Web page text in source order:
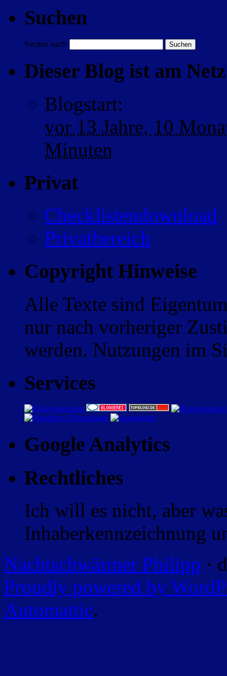
Suchen
Suchen nach:
Dieser Blog ist am
Blogstart:
vor 13 Jahre, 10
Minuten
Privat
Checklistendownload
Privatbereich
Copyright Hinweise
Alle Texte sind
nur nach vorheriger
werden. Nutzungen im
Services
Google Analytics
Rechtliches
Ich will es nicht, aber
Inhaberkennzeichnung
Nachtschwärmer Philipp ·
Proudly powered by
Automattic.